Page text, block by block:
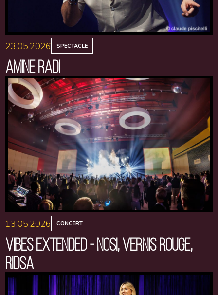
23.05.2026 SPECTACLE
AMINE RADI
13.05.2026 CONCERT
VIBES EXTENDED - NOSI, VERNIS ROUGE,
RIDSA